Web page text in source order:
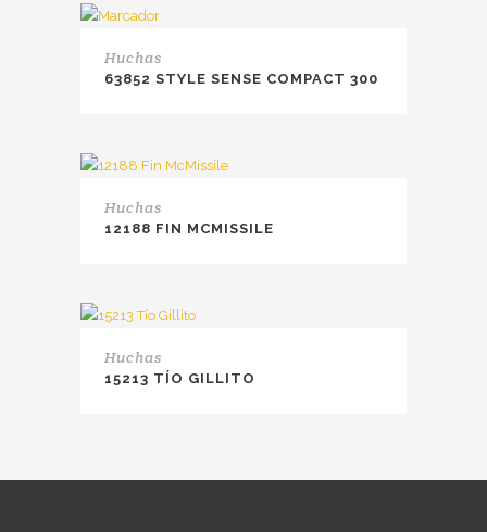
Huchas
63852 STYLE SENSE COMPACT 300
Huchas
12188 FIN MCMISSILE
Huchas
15213 TÍO GILLITO